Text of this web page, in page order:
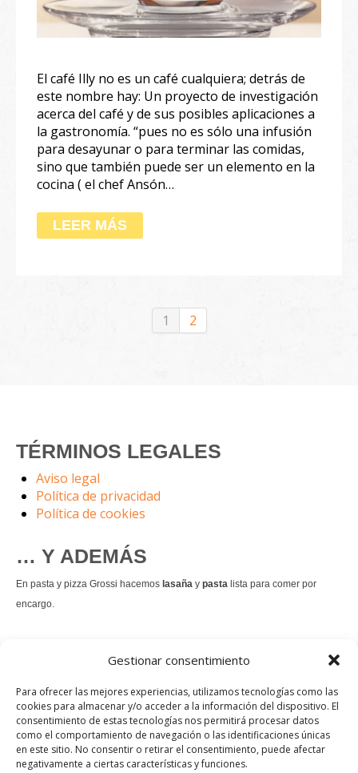
Gestionar consentimiento
Para ofrecer las mejores experiencias, utilizamos tecnologías como las
cookies para almacenar y/o acceder a la información del dispositivo. El
consentimiento de estas tecnologías nos permitirá procesar datos
como el comportamiento de navegación o las identificaciones únicas
en este sitio. No consentir o retirar el consentimiento, puede afectar
negativamente a ciertas características y funciones.
El café Illy no es un café cualquiera; detrás de
este nombre hay: Un proyecto de investigación
acerca del café y de sus posibles aplicaciones a
la gastronomía. “pues no es sólo una infusión
para desayunar o para terminar las comidas,
sino que también puede ser un elemento en la
cocina ( el chef Ansón…
LEER MÁS
1 2
TÉRMINOS LEGALES
Aviso legal
Política de privacidad
Política de cookies
… Y ADEMÁS
En pasta y pizza Grossi hacemos lasaña y pasta lista para comer por
encargo.
es un permanente.
Pedir comida Just eat
Instagram
Facebook
TikTok